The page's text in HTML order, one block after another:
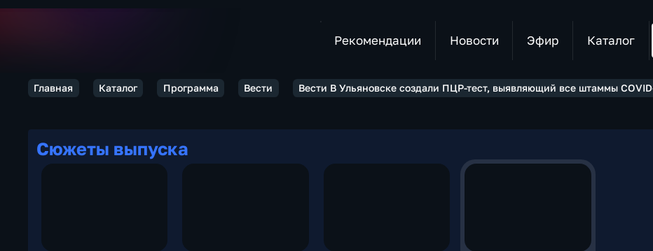
Рекомендации Новости Эфир Каталог
Главная Каталог Программа Вести Вести В Ульяновске создали ПЦР-тест, выявляющий все штаммы
Сюжеты выпуска